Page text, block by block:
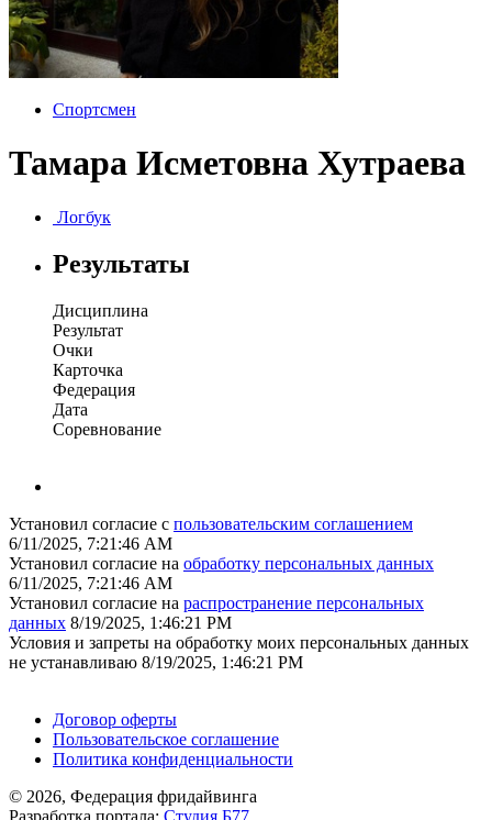
Спортсмен
Тамара Исметовна Хутраева
Логбук
Результаты
Дисциплина
Результат
Очки
Карточка
Федерация
Дата
Соревнование
Установил согласие с пользовательским соглашением
6/11/2025, 7:21:46 AM
Установил согласие на обработку персональных данных
6/11/2025, 7:21:46 AM
Установил согласие на распространение персональных
данных 8/19/2025, 1:46:21 PM
Условия и запреты на обработку моих персональных данных
не устанавливаю 8/19/2025, 1:46:21 PM
Договор оферты
Пользовательское соглашение
Политика конфиденциальности
© 2026, Федерация фридайвинга
Разработка портала: Студия Б77